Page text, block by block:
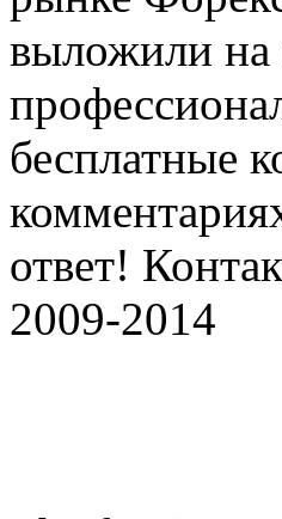
выложили на
бесплатные
ответ!
2009-2014